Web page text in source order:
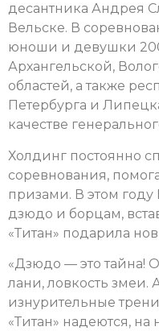
десантника Андрея
Вельске. В
юноши и девушки
Архангельской,
областей, а также
Петербурга и
качестве
Холдинг постоянно
соревнования,
призами. В этом
дзюдо и борцам,
«Титан» подарила
«Дзюдо — это тайна!
лани, ловкость змеи.
изнурительные
«Титан» надеются,